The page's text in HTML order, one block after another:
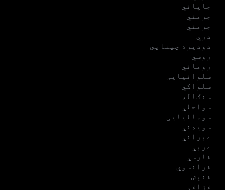
جاپاني
جرمني
جرمني
دري
دودیزه چینایي
روسي
روماني
سلوانیایی
سلواکي
سنګاله
سواحلي
سومالیایی
سویډني
عبراني
عربي
فارسي
فرانسوي
فنېش
قزاقي